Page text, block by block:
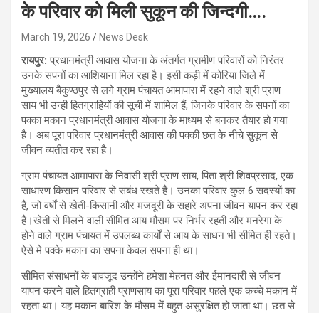
के परिवार को मिली सुकून की जिन्दगी….
March 19, 2026 News Desk
रायपुर:प्रधानमंत्री आवास योजना के अंतर्गत ग्रामीण परिवारों को निरंतर
उनके सपनों का आशियाना मिल रहा है। इसी कड़ी में कोरिया जिले में
मुख्यालय बैकुण्ठपुर से लगे ग्राम पंचायत आमापारा में रहने वाले श्री प्राण
साय भी उन्ही हितग्राहियों की सूची में शामिल हैं, जिनके परिवार के सपनों का
पक्का मकान प्रधानमंत्री आवास योजना के माध्यम से बनकर तैयार हो गया
है। अब पूरा परिवार प्रधानमंत्री आवास की पक्की छत के नीचे सुकून से
जीवन व्यतीत कर रहा है।
ग्राम पंचायत आमापारा के निवासी श्री प्राण साय, पिता श्री शिवप्रसाद, एक
साधारण किसान परिवार से संबंध रखते हैं। उनका परिवार कुल 6 सदस्यों का
है, जो वर्षों से खेती-किसानी और मजदूरी के सहारे अपना जीवन यापन कर रहा
है।खेती से मिलने वाली सीमित आय मौसम पर निर्भर रहती और मनरेगा के
होने वाले ग्राम पंचायत में उपलब्ध कार्यों से आय के साधन भी सीमित ही रहते।
ऐसे मे पक्के मकान का सपना केवल सपना ही था।
सीमित संसाधनों के बावजूद उन्होंने हमेशा मेहनत और ईमानदारी से जीवन
यापन करने वाले हितग्राही प्राणसाय का पूरा परिवार पहले एक कच्चे मकान में
रहता था। यह मकान बारिश के मौसम में बहुत असुरक्षित हो जाता था। छत से